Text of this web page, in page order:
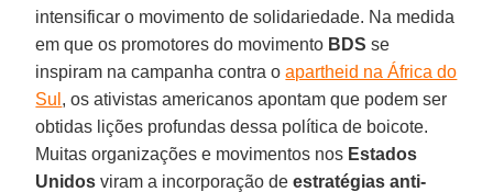
intensificar o movimento de solidariedade. Na medida
em que os promotores do movimento BDS se
inspiram na campanha contra oapartheid na África do
Sul , os ativistas americanos apontam que podem ser
obtidas lições profundas dessa política de boicote.
Muitas organizações e movimentos nos Estados
Unidos viram a incorporação deestratégias anti-